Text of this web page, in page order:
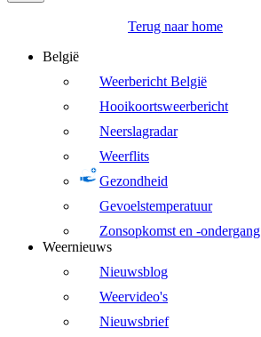
Terug naar home
België
Weerbericht België
Hooikoortsweerbericht
Neerslagradar
Weerflits
Gezondheid
Gevoelstemperatuur
Zonsopkomst en -ondergang
Weernieuws
Nieuwsblog
Weervideo's
Nieuwsbrief